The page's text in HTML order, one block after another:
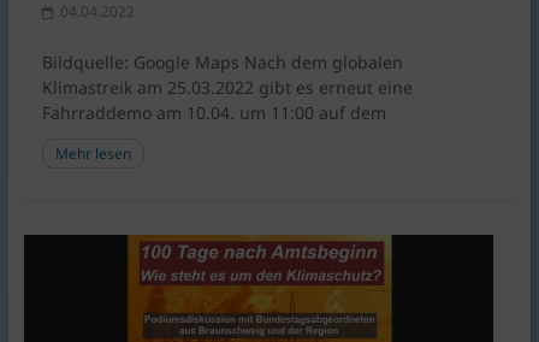
04.04.2022
Bildquelle: Google Maps Nach dem globalen
Klimastreik am 25.03.2022 gibt es erneut eine
Fahrraddemo am 10.04. um 11:00 auf dem
Mehr lesen